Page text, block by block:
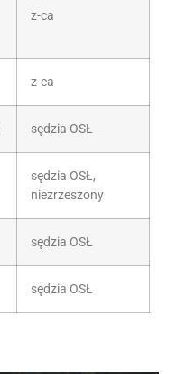
z-ca
z-ca
sędzia OSŁ
sędzia OSŁ,
niezrzeszony
sędzia OSŁ
sędzia OSŁ